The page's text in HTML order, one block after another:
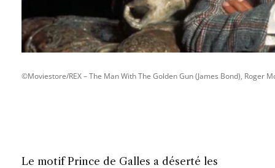
©Moviestore/REX – The Man With The Golden Gun (James Bond), Roger
Le motif Prince de Galles a déserté les